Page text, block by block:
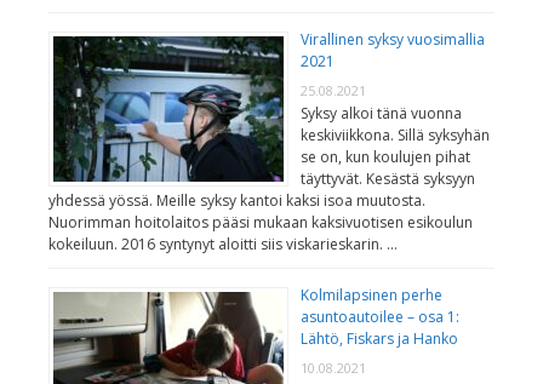
Virallinen syksy vuosimallia
2021
25.08.2021
Syksy alkoi tänä vuonna
keskiviikkona. Sillä syksyhän
se on, kun koulujen pihat
täyttyvät. Kesästä syksyyn
yhdessä yössä. Meille syksy kantoi kaksi isoa muutosta.
Nuorimman hoitolaitos pääsi mukaan kaksivuotisen esikoulun
kokeiluun. 2016 syntynyt aloitti siis viskarieskarin. …
Kolmilapsinen perhe
asuntoautoilee – osa 1:
Lähtö, Fiskars ja Hanko
10.08.2021